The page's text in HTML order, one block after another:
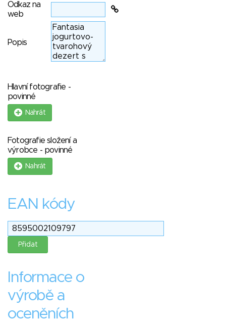
Odkaz na
web
Popis
Hlavní fotografie -
povinné
Nahrát
Fotografie složení a
výrobce - povinné
Nahrát
EAN kódy
Informace o
výrobě a
oceněních